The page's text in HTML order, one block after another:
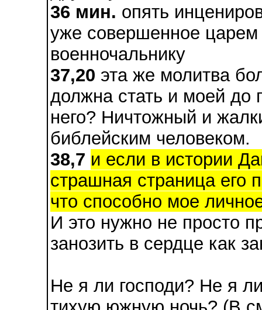
36 мин. опять
уже совершенное
военночальнику
37,20 эта же молитва
должна стать и моей до
него? Ничтожный и
библейским человеком.
38,7 и если в истории
страшная страница его
что способно мое
И это нужно не просто
занозить в сердце как
Не я ли господи? Не я